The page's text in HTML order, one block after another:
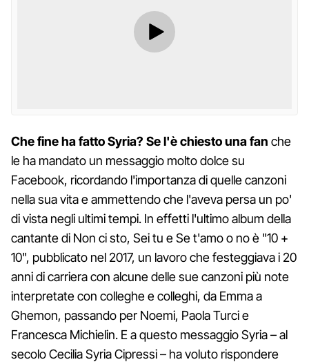
Che fine ha fatto Syria? Se l'è chiesto una fan che
le ha mandato un messaggio molto dolce su
Facebook, ricordando l'importanza di quelle canzoni
nella sua vita e ammettendo che l'aveva persa un po'
di vista negli ultimi tempi. In effetti l'ultimo album della
cantante di Non ci sto, Sei tu e Se t'amo o no è "10 +
10", pubblicato nel 2017, un lavoro che festeggiava i 20
anni di carriera con alcune delle sue canzoni più note
interpretate con colleghe e colleghi, da Emma a
Ghemon, passando per Noemi, Paola Turci e
Francesca Michielin. E a questo messaggio Syria – al
secolo Cecilia Syria Cipressi – ha voluto rispondere